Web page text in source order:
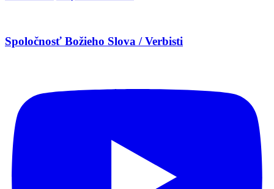
Spoločnosť Božieho Slova / Verbisti